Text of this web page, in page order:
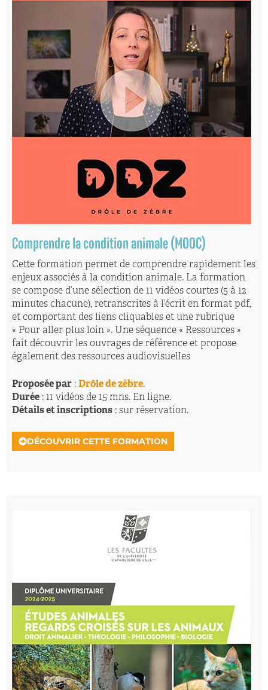
Comprendre la condition animale (MOOC)
Cette formation permet de comprendre rapidement les
enjeux associés à la condition animale. La formation
se compose d’une sélection de 11 vidéos courtes (5 à 12
minutes chacune), retranscrites à l’écrit en format pdf,
et comportant des liens cliquables et une rubrique
« Pour aller plus loin ». Une séquence « Ressources »
fait découvrir les ouvrages de référence et propose
également des ressources audiovisuelles
Proposée par : Drôle de zèbre.
Durée : 11 vidéos de 15 mns. En ligne.
Détails et inscriptions : sur réservation.
DÉCOUVRIR CETTE FORMATION